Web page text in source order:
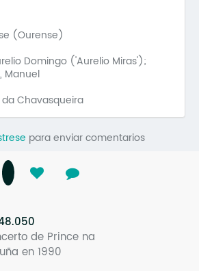
(Ourense)
Domingo ('Aurelio Miras');
Manuel
Chavasqueira
para enviar comentarios
de Prince na
en 1990